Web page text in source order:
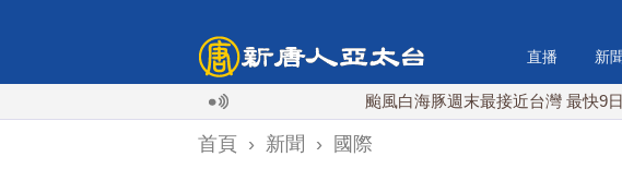
直播 新
颱風白海豚週末最接近台灣 最快9日可能登
首頁 › 新聞 › 國際